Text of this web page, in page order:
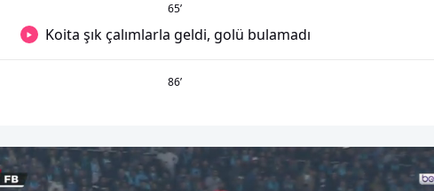
65’
Koita şık çalımlarla geldi, golü bulamadı
86’